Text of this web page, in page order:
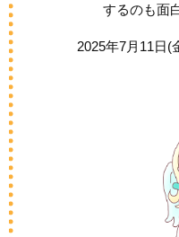
するのも面
2025年7月11日(